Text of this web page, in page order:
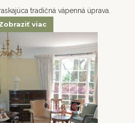
tradičná vápenná úprava.
viac